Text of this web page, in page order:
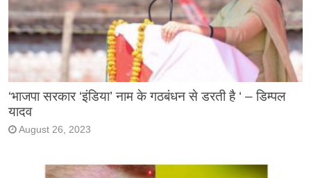
‘भाजपा सरकार ‘इंडिया’ नाम के गठबंधन से डरती है ‘ – डिम्पल
यादव
August 26, 2023